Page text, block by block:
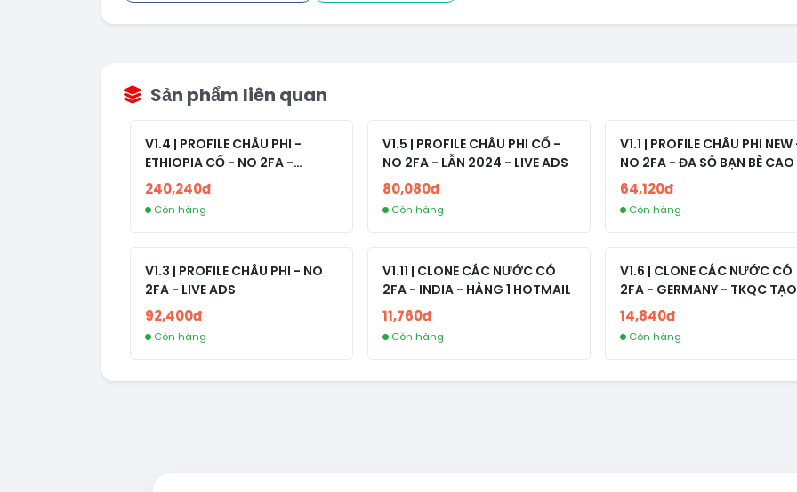
Sản phẩm liên quan
V1.4 | PROFILE CHÂU PHI -
ETHIOPIA CỔ - NO 2FA -
RANDOM BẠN BÈ
240,240đ
Còn hàng
V1.5 | PROFILE CHÂU PHI CỔ -
NO 2FA - LẪN 2024 - LIVE ADS
80,080đ
Còn hàng
V1.1 | PROFILE CHÂU PHI
NO 2FA - ĐA SỐ BẠN BÈ CAO
64,120đ
Còn hàng
V1.3 | PROFILE CHÂU PHI - NO
2FA - LIVE ADS
92,400đ
Còn hàng
V1.11 | CLONE CÁC NƯỚC CÓ
2FA - INDIA - HÀNG 1 HOTMAIL
11,760đ
Còn hàng
V1.6 | CLONE CÁC NƯỚC CÓ
2FA - GERMANY - TKQC TẠO
TRÊN 3 NGÀY - LIVE ADS -
fviainboxes.com - CLONE
NEW KHÔNG BẢO HÀNH
14,840đ
Còn hàng